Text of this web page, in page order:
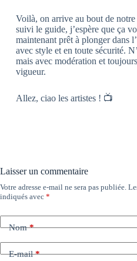
Voilà, on arrive au bout de
suivi le guide, j’espère que ça
maintenant prêt à plonger dans
avec style et en toute sécurité.
mais avec modération et
vigueur.
Allez, ciao les artistes ! 📺
Laisser un commentaire
Votre adresse e-mail ne sera pas publiée.
indiqués avec *
Nom*
E-mail*